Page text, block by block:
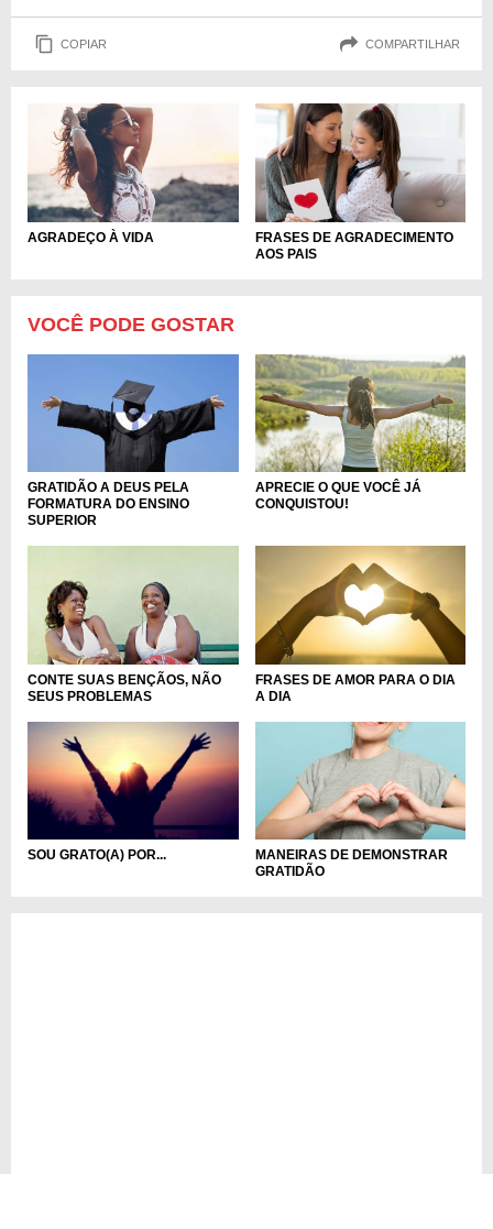
COPIAR COMPARTILHAR
AGRADEÇO À VIDA
FRASES DE AGRADECIMENTO
AOS PAIS
VOCÊ PODE GOSTAR
GRATIDÃO A DEUS PELA
FORMATURA DO ENSINO
SUPERIOR
APRECIE O QUE VOCÊ JÁ
CONQUISTOU!
CONTE SUAS BENÇÃOS, NÃO
SEUS PROBLEMAS
FRASES DE AMOR PARA O DIA
A DIA
SOU GRATO(A) POR...
MANEIRAS DE DEMONSTRAR
GRATIDÃO